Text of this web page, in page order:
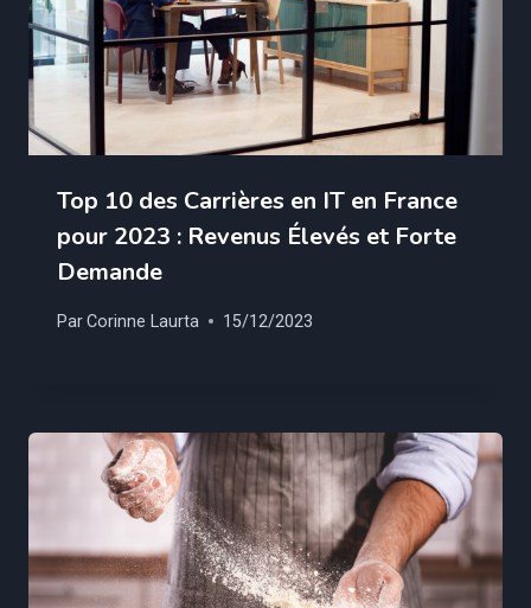
Top 10 des Carrières en IT en France
pour 2023 : Revenus Élevés et Forte
Demande
ParCorinne Laurta 15/12/2023